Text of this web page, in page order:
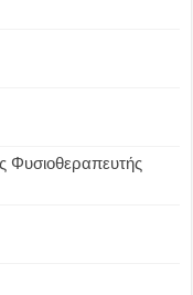
Φυσιοθεραπευτής